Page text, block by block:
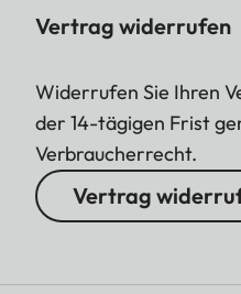
Vertrag widerrufen
Widerrufen Sie Ihren
der 14-tägigen Frist
Verbraucherrecht.
Vertrag